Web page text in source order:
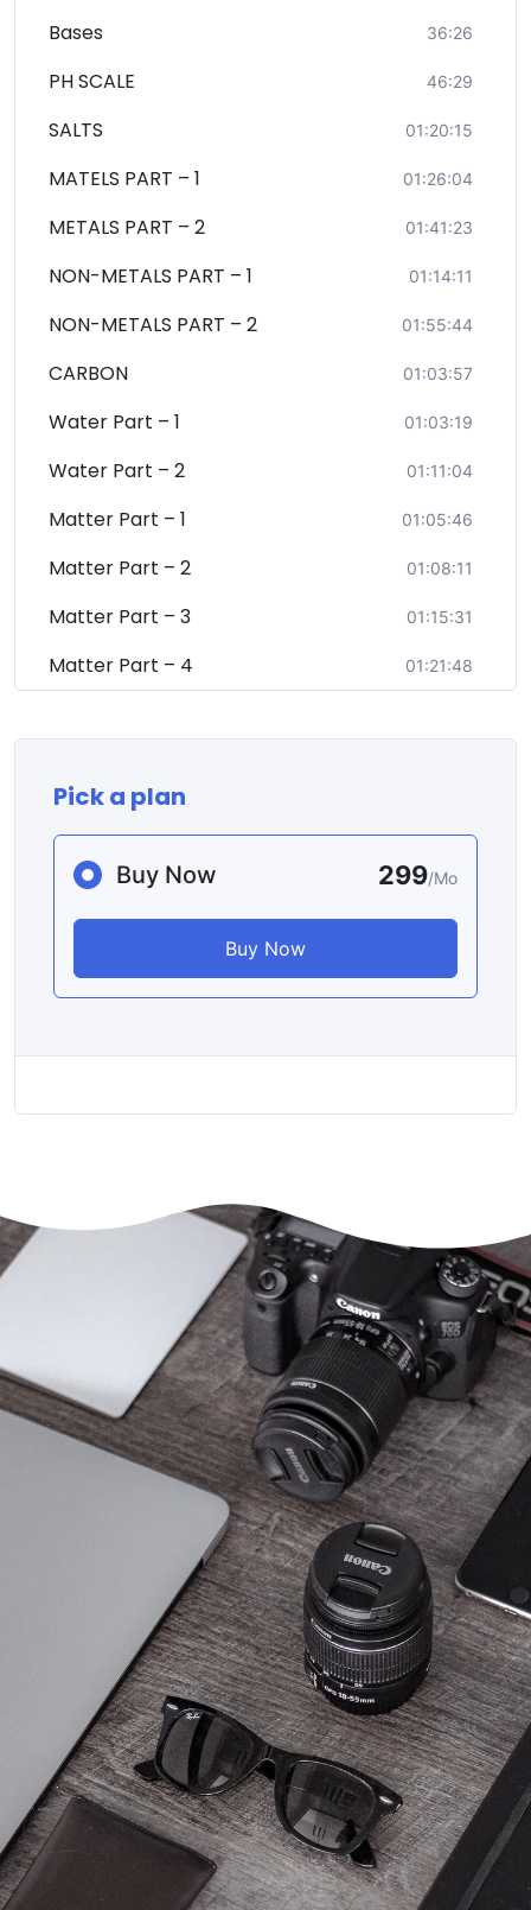
Bases 36:26
PH SCALE 46:29
SALTS 01:20:15
MATELS PART – 1 01:26:04
METALS PART – 2 01:41:23
NON-METALS PART – 1 01:14:11
NON-METALS PART – 2 01:55:44
CARBON 01:03:57
Water Part – 1 01:03:19
Water Part – 2 01:11:04
Matter Part – 1 01:05:46
Matter Part – 2 01:08:11
Matter Part – 3 01:15:31
Matter Part – 4 01:21:48
Pick a plan
Buy Now 299/Mo
Buy Now